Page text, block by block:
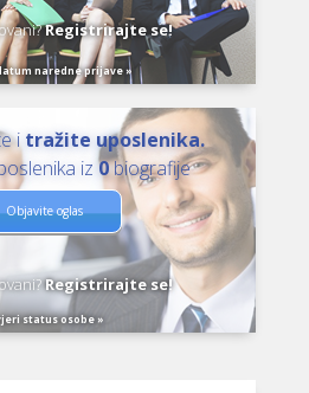
Registrirajte se!
naredne prijave »
i tražite uposlenika.
iz 0biografije
Objavite oglas
Registrirajte se!
status osobe »